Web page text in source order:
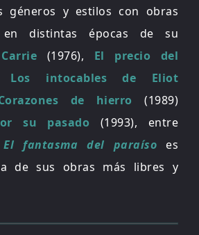
géneros y estilos con obras
en distintas épocas de su
Carrie (1976), El precio del
Los intocables de Eliot
de hierro (1989)
su pasado (1993), entre
El fantasma del paraíso es
de sus obras más libres y